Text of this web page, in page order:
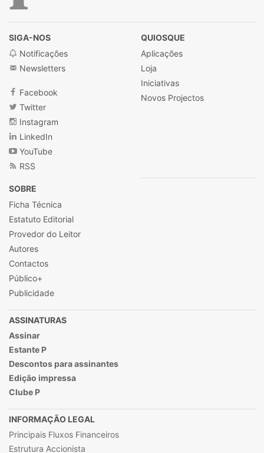
SIGA-NOS
Notificações
Newsletters
Facebook
Twitter
Instagram
LinkedIn
YouTube
RSS
QUIOSQUE
Aplicações
Loja
Iniciativas
Novos Projectos
SOBRE
Ficha Técnica
Estatuto Editorial
Provedor do Leitor
Autores
Contactos
Público+
Publicidade
ASSINATURAS
Assinar
Estante P
Descontos para assinantes
Edição impressa
Clube P
INFORMAÇÃO LEGAL
Principais Fluxos Financeiros
Estrutura Accionista